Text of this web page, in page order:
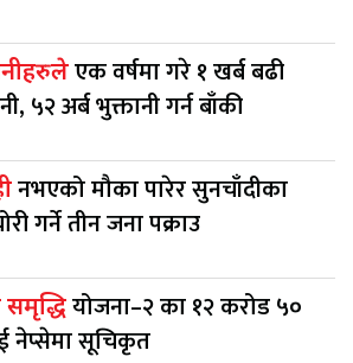
एक वर्षमा गरे १ खर्ब बढी
५२ अर्ब भुक्तानी गर्न बाँकी
नभएको मौका पारेर सुनचाँदीका
गर्ने तीन जना पक्राउ
योजना–२ का १२ करोड ५०
नेप्सेमा सूचिकृत